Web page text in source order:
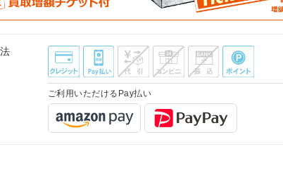
ご利用いただけるPay払い